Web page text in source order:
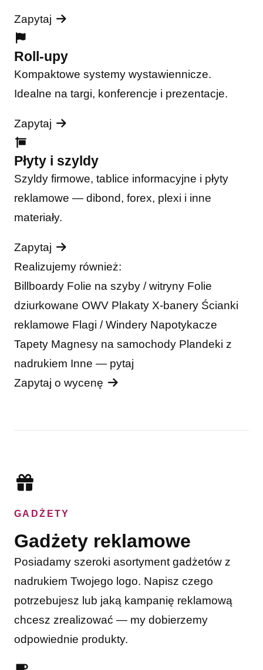
Zapytaj
Roll-upy
Kompaktowe systemy wystawiennicze.
Idealne na targi, konferencje i prezentacje.
Zapytaj
Płyty i szyldy
Szyldy firmowe, tablice informacyjne i płyty
reklamowe — dibond, forex, plexi i inne
materiały.
Zapytaj
Realizujemy również:
Billboardy Folie na szyby / witryny Folie
dziurkowane OWV Plakaty X-banery Ścianki
reklamowe Flagi / Windery Napotykacze
Tapety Magnesy na samochody Plandeki z
nadrukiem Inne — pytaj
Zapytaj o wycenę
GADŻETY
Gadżety reklamowe
Posiadamy szeroki asortyment gadżetów z
nadrukiem Twojego logo. Napisz czego
potrzebujesz lub jaką kampanię reklamową
chcesz zrealizować — my dobierzemy
odpowiednie produkty.